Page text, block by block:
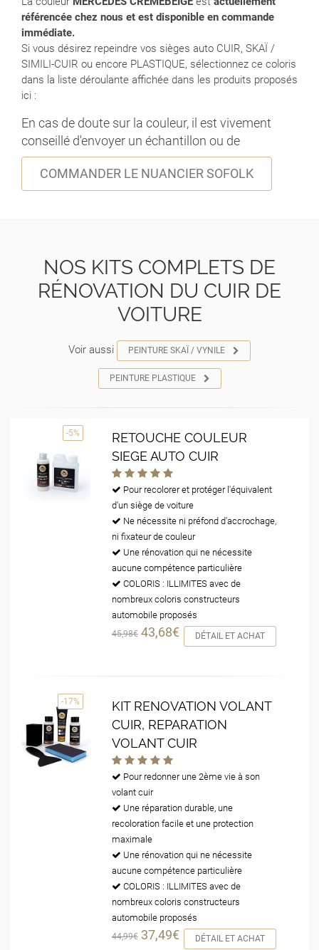
référencée chez nous et est disponible en commande
immédiate.
Si vous désirez repeindre vos sièges auto CUIR, SKAÏ /
SIMILI-CUIR ou encore PLASTIQUE, sélectionnez ce coloris
dans la liste déroulante affichée dans les produits proposés
ici :
En cas de doute sur la couleur, il est vivement
conseillé d'envoyer un échantillon ou de
COMMANDER LE NUANCIER SOFOLK
NOS KITS COMPLETS DE
RÉNOVATION DU CUIR DE
VOITURE
Voir aussi PEINTURE SKAÏ / VYNILE
PEINTURE PLASTIQUE
-5%
RETOUCHE COULEUR
SIEGE AUTO CUIR
Pour recolorer et protéger l'équivalent
d'un siège de voiture
Ne nécessite ni préfond d'accrochage,
ni fixateur de couleur
Une rénovation qui ne nécessite
aucune compétence particulière
COLORIS : ILLIMITES avec de
nombreux coloris constructeurs
automobile proposés
45,98€ 43,68€ DÉTAIL ET ACHAT
-17%
KIT RENOVATION VOLANT
CUIR, REPARATION
VOLANT CUIR
Pour redonner une 2ème vie à son
volant cuir
Une réparation durable, une
recoloration facile et une protection
maximale
Une rénovation qui ne nécessite
aucune compétence particulière
COLORIS : ILLIMITES avec de
nombreux coloris constructeurs
automobile proposés
44,99€ 37,49€ DÉTAIL ET ACHAT